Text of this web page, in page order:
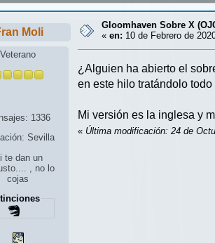
Moli
Veterano
1336
Sevilla
te dan un
, no lo
cojas
Gloomhaven Sobre X
« en: 10 de Febrero de
¿Alguien ha abierto el
en este hilo tratándolo
Mi versión es la inglesa y
« Última modificación: 24 de